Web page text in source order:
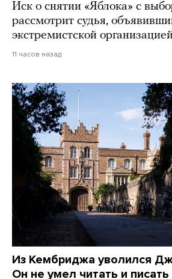
Иск о снятии «Яблока» с
рассмотрит судья,
экстремистской
11 часов назад
Из Кембриджа уволился
Он не умел читать и писать